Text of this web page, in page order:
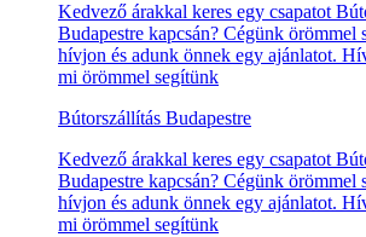
Kedvező árakkal keres egy csapatot
Budapestre kapcsán? Cégünk örömmel
hívjon és adunk önnek egy ajánlatot.
mi örömmel segítünk
Bútorszállítás Budapestre
Kedvező árakkal keres egy csapatot
Budapestre kapcsán? Cégünk örömmel
hívjon és adunk önnek egy ajánlatot.
mi örömmel segítünk